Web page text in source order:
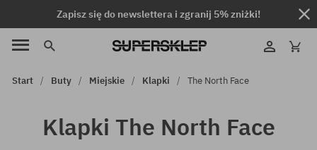
Zapisz się do newslettera i zgranij 5% zniżki!
Start Buty Miejskie Klapki The North Face
Klapki The North Face